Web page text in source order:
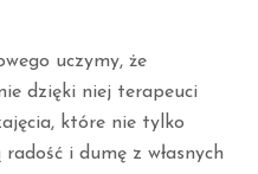
uczymy, że
dzięki niej terapeuci
które nie tylko
i dumę z własnych